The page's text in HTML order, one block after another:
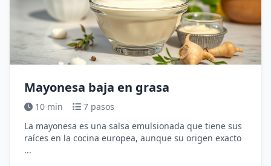
Mayonesa baja en grasa
10 min
7 pasos
La mayonesa es una salsa emulsionada que tiene sus
raíces en la cocina europea, aunque su origen exacto
...